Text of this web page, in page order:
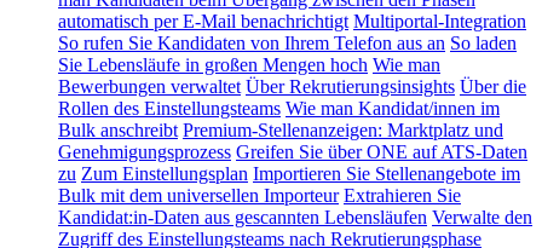
automatisch per E-Mail benachrichtigt Multiportal-Integration
So rufen Sie Kandidaten von Ihrem Telefon aus an So laden
Sie Lebensläufe in großen Mengen hoch Wie man
Bewerbungen verwaltet Über Rekrutierungsinsights Über die
Rollen des Einstellungsteams Wie man Kandidat/innen im
Bulk anschreibt Premium-Stellenanzeigen: Marktplatz und
Genehmigungsprozess Greifen Sie über ONE auf ATS-Daten
zu Zum Einstellungsplan Importieren Sie Stellenangebote im
Bulk mit dem universellen Importeur Extrahieren Sie
Kandidat:in-Daten aus gescannten Lebensläufen Verwalte den
Zugriff des Einstellungsteams nach Rekrutierungsphase